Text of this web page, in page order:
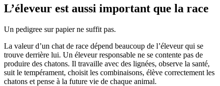
L’éleveur est aussi important que la race
Un pedigree sur papier ne suffit pas.
La valeur d’un chat de race dépend beaucoup de l’éleveur qui se
trouve derrière lui. Un éleveur responsable ne se contente pas de
produire des chatons. Il travaille avec des lignées, observe la santé,
suit le tempérament, choisit les combinaisons, élève correctement les
chatons et pense à la future vie de chaque animal.